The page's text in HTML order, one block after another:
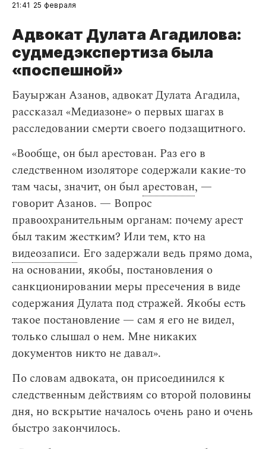
21:41 25 февраля
Адвокат Дулата Агадилова:
судмедэкспертиза была
«поспешной»
Бауыржан Азанов, адвокат Дулата Агадила,
рассказал «Медиазоне» о первых шагах в
расследовании смерти своего подзащитного.
«Вообще, он был арестован. Раз его в
следственном изоляторе содержали какие-то
там часы, значит, он был арестован, —
говорит Азанов. — Вопрос
правоохранительным органам: почему арест
был таким жестким? Или тем, кто на
видеозаписи. Его задержали ведь прямо дома,
на основании, якобы, постановления о
санкционировании меры пресечения в виде
содержания Дулата под стражей. Якобы есть
такое постановление — сам я его не видел,
только слышал о нем. Мне никаких
документов никто не давал».
По словам адвоката, он присоединился к
следственным действиям со второй половины
дня, но вскрытие началось очень рано и очень
быстро закончилось.